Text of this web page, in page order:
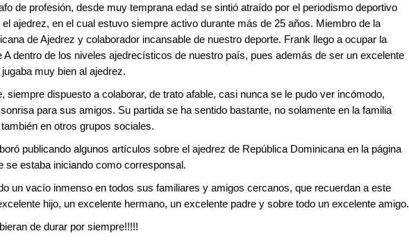
de profesión, desde muy temprana edad se sintió atraído por el periodismo deportivo
ajedrez, en el cual estuvo siempre activo durante más de 25 años. Miembro de la
de Ajedrez y colaborador incansable de nuestro deporte. Frank llego a ocupar la
A dentro de los niveles ajedrecísticos de nuestro país, pues además de ser un excelente
muy bien al ajedrez.
siempre dispuesto a colaborar, de trato afable, casi nunca se le pudo ver incómodo,
para sus amigos. Su partida se ha sentido bastante, no solamente en la familia
en otros grupos sociales.
publicando algunos artículos sobre el ajedrez de República Dominicana en la página
se estaba iniciando como corresponsal.
un vacío inmenso en todos sus familiares y amigos cercanos, que recuerdan a este
hijo, un excelente hermano, un excelente padre y sobre todo un excelente amigo.
de durar por siempre!!!!!